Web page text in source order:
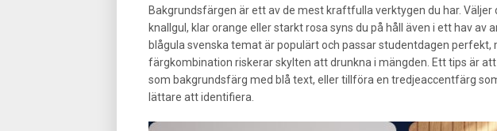
Bakgrundsfärgen är ett av de mest kraftfulla verktygen du har.
knallgul, klar orange eller starkt rosa syns du på håll även i ett hav av
blågula svenska temat är populärt och passar studentdagen perfekt,
färgkombination riskerar skylten att drunkna i mängden. Ett tips är
som bakgrundsfärg med blå text, eller tillföra en tredjeaccentfärg
lättare att identifiera.